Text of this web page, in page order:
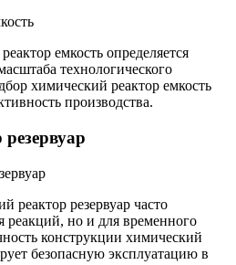
емкость определяется
технологического
химический реактор емкость
производства.
реактор резервуар часто
реакций, но и для временного
конструкции химический
безопасную эксплуатацию в